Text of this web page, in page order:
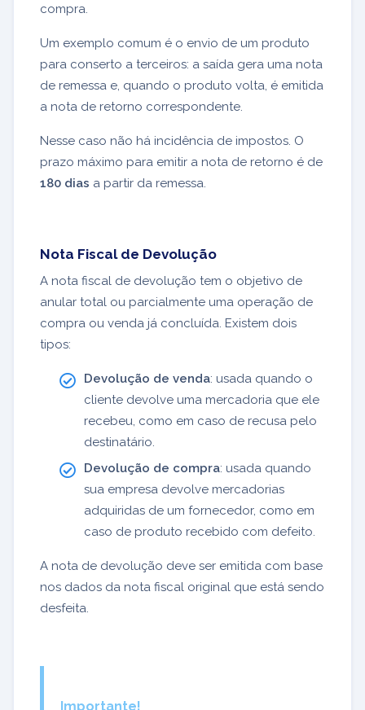
compra.
Um exemplo comum é o envio de um produto
para conserto a terceiros: a saída gera uma nota
de remessa e, quando o produto volta, é emitida
a nota de retorno correspondente.
Nesse caso não há incidência de impostos. O
prazo máximo para emitir a nota de retorno é de
180 dias a partir da remessa.
Nota Fiscal de Devolução
A nota fiscal de devolução tem o objetivo de
anular total ou parcialmente uma operação de
compra ou venda já concluída. Existem dois
tipos:
Devolução de venda: usada quando o
cliente devolve uma mercadoria que ele
recebeu, como em caso de recusa pelo
destinatário.
Devolução de compra: usada quando
sua empresa devolve mercadorias
adquiridas de um fornecedor, como em
caso de produto recebido com defeito.
A nota de devolução deve ser emitida com base
nos dados da nota fiscal original que está sendo
desfeita.
Importante!